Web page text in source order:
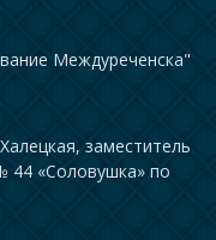
Междуреченска"
заместитель
«Соловушка» по